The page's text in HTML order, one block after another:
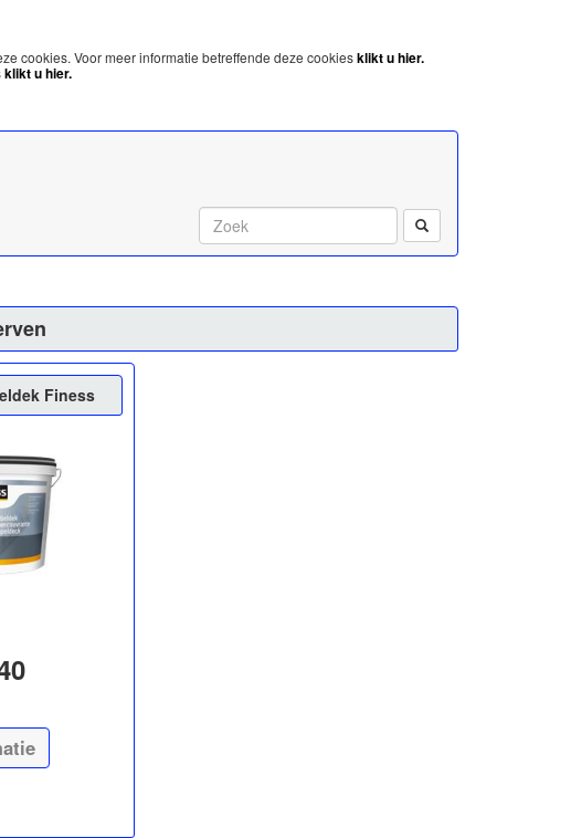
cookies. Voor meer informatie betreffende deze cookiesklikt u hier.
klikt u hier.
Finess